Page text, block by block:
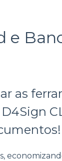
e
as